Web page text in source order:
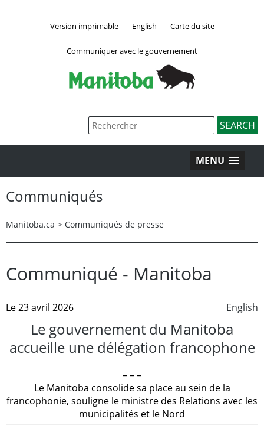
Version imprimable English Carte du site
Communiquer avec le gouvernement
MENU
Communiqués
Manitoba.ca > Communiqués de presse
Communiqué - Manitoba
English
Le 23 avril 2026
Le gouvernement du Manitoba
accueille une délégation francophone
– – –
Le Manitoba consolide sa place au sein de la
francophonie, souligne le ministre des Relations avec les
municipalités et le Nord